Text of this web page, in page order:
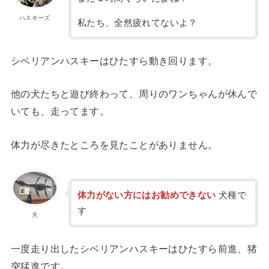
ハスキーズ
私たち、全然疲れてないよ？
シベリアンハスキーはひたすら動き回ります。
他の犬たちと遊び終わって、周りのワンちゃんが休んで
いても、走ってます。
体力が尽きたところを見たことがありません。
夫
体力がない方にはお勧めできない 犬種で
す
一度走り出したシベリアンハスキーはひたすら前進、猪
突猛進です。